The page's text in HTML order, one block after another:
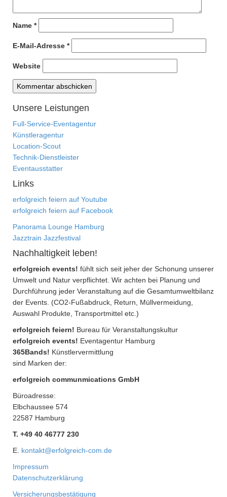
Name *
E-Mail-Adresse *
Website
Unsere Leistungen
Full-Service-Eventagentur
Künstleragentur
Location-Scout
Technik-Dienstleister
Eventausstatter
Links
erfolgreich feiern auf Youtube
erfolgreich feiern auf Facebook
Panorama Lounge Hamburg
Jazztrain Jazzfestival
Nachhaltigkeit leben!
erfolgreich events! fühlt sich seit jeher der Schonung unserer
Umwelt und Natur verpflichtet. Wir achten bei Planung und
Durchführung jeder Veranstaltung auf die Gesamtumweltbilanz
der Events. (CO2-Fußabdruck, Return, Müllvermeidung,
Auswahl Produkte, Transportmittel etc.)
erfolgreich feiern! Bureau für Veranstaltungskultur
erfolgreich events! Eventagentur Hamburg
365Bands! Künstlervermittlung
sind Marken der:
erfolgreich communmications GmbH
Büroadresse:
Elbchaussee 574
22587 Hamburg
T. +49 40 46777 230
E. kontakt@erfolgreich-com.de
Impressum
Datenschutzerklärung
Versicherungsbestätigung